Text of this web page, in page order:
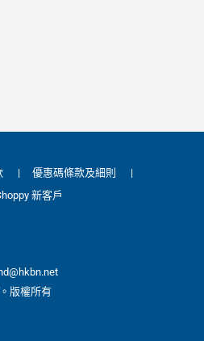
| 優惠碼條款及細則
|
新客戶
版權所有